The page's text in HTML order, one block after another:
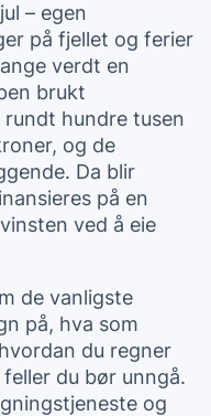
– egen
på fjellet og ferier
verdt en
brukt
hundre tusen
og de
Da blir
på en
ved å eie
de vanligste
på, hva som
du regner
du bør unngå.
og